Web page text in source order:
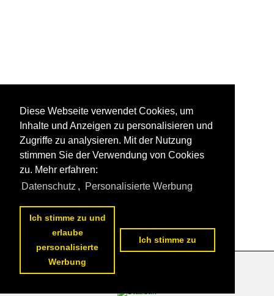
Datenschutzerklärung
Diese Webseite verwendet Cookies, um
Inhalte und Anzeigen zu personalisieren und
Zugriffe zu analysieren. Mit der Nutzung
stimmen Sie der Verwendung von Cookies
zu. Mehr erfahren:
Datenschutz , Personalisierte Werbung
Ich stimme zu und
erlaube
personalisierte
Werbung
Ich stimme zu